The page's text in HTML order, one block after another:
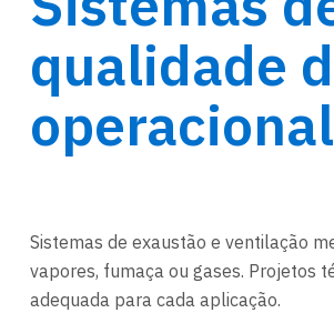
qualidade
operacional
Sistemas de exaustão e ventilação
vapores, fumaça ou gases. Projetos
adequada para cada aplicação.